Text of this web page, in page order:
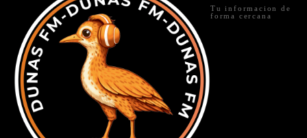
Tu informacion de
forma cercana